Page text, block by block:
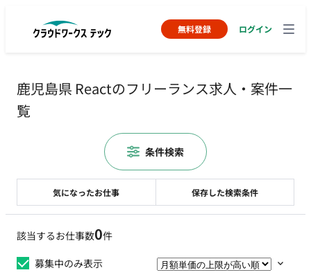
無料登録 ログイン
鹿児島県 Reactのフリーランス求人・案件一
覧
該当するお仕事数0件
募集中のみ表示
気になったお仕事 保存した検索条件
条件検索